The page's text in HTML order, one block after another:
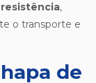
resistência,
o transporte e
de